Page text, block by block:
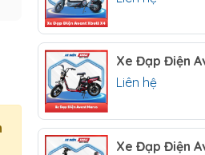
Liên hệ